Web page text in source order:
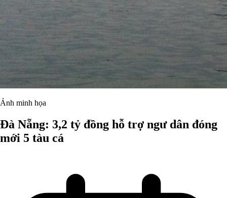
Ảnh minh họa
Đà Nẵng: 3,2 tỷ đồng hỗ trợ ngư dân đóng
mới 5 tàu cá